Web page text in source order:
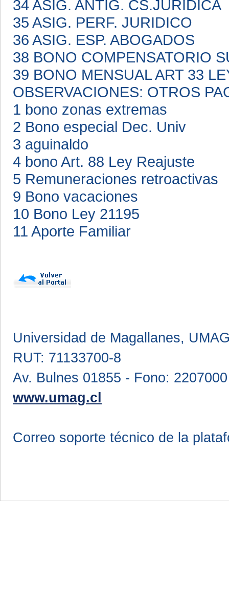
34 ASIG. ANTIG. CS.JURIDICA
35 ASIG. PERF. JURIDICO
36 ASIG. ESP. ABOGADOS
38 BONO COMPENSATORIO
39 BONO MENSUAL ART 33
OBSERVACIONES: OTROS
1 bono zonas extremas
2 Bono especial Dec. Univ
3 aguinaldo
4 bono Art. 88 Ley Reajuste
5 Remuneraciones retroactivas
9 Bono vacaciones
10 Bono Ley 21195
11 Aporte Familiar
Universidad de Magallanes,
RUT: 71133700-8
Av. Bulnes 01855 - Fono: 2207000
www.umag.cl
Correo soporte técnico de la